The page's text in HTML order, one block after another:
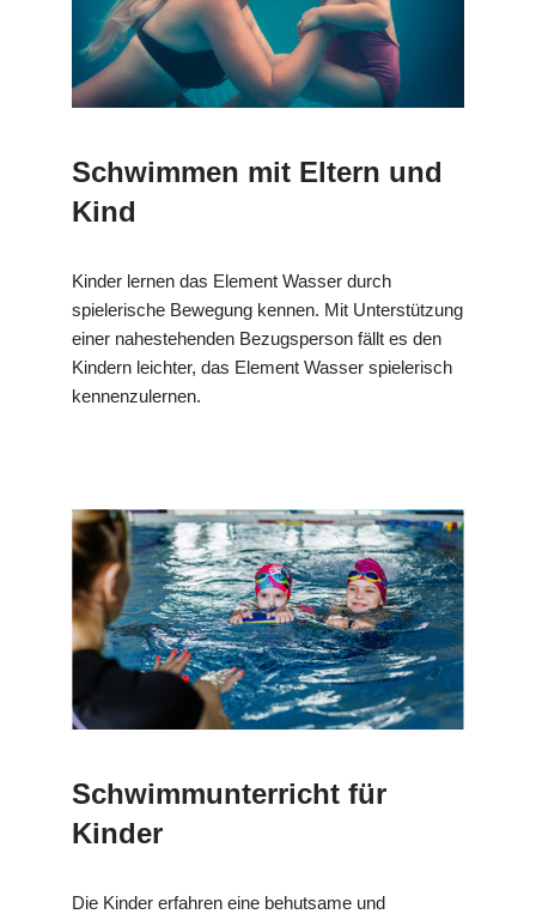
Schwimmen mit Eltern und
Kind
Kinder lernen das Element Wasser durch
spielerische Bewegung kennen. Mit Unterstützung
einer nahestehenden Bezugsperson fällt es den
Kindern leichter, das Element Wasser spielerisch
kennenzulernen.
Schwimmunterricht für
Kinder
Die Kinder erfahren eine behutsame und